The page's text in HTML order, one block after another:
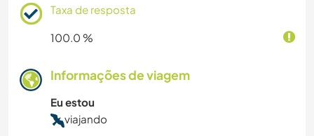
Taxa de resposta
100.0 %
Informações de viagem
Eu estou
viajando